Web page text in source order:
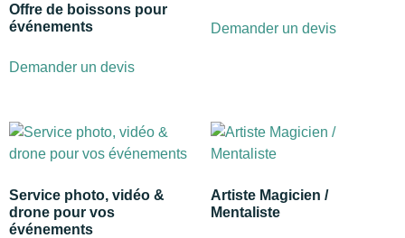
Offre de boissons pour
événements
Demander un devis
Demander un devis
Service photo, vidéo &
drone pour vos
événements
Artiste Magicien /
Mentaliste